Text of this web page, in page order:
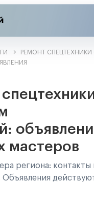
РЕМОНТ СПЕЦТЕХНИКИ
мастеров
региона: контакты
Объявления